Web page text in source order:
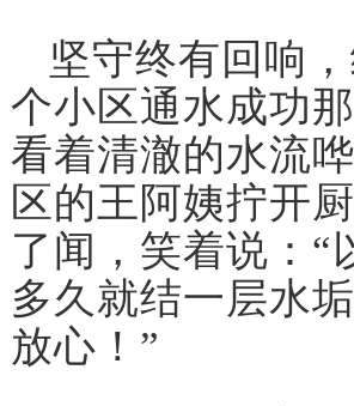
坚守终有回响
个小区通水成功
看着清澈的水流
区的王阿姨拧开
了闻，笑着说：“
多久就结一层水
放心！”